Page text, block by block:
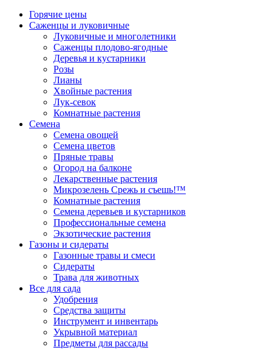
Горячие цены
Саженцы и луковичные
Луковичные и многолетники
Саженцы плодово-ягодные
Деревья и кустарники
Розы
Лианы
Хвойные растения
Лук-севок
Комнатные растения
Семена
Семена овощей
Семена цветов
Пряные травы
Огород на балконе
Лекарственные растения
Микрозелень Срежь и съешь!™
Комнатные растения
Семена деревьев и кустарников
Профессиональные семена
Экзотические растения
Газоны и сидераты
Газонные травы и смеси
Сидераты
Трава для животных
Все для сада
Удобрения
Средства защиты
Инструмент и инвентарь
Укрывной материал
Предметы для рассады